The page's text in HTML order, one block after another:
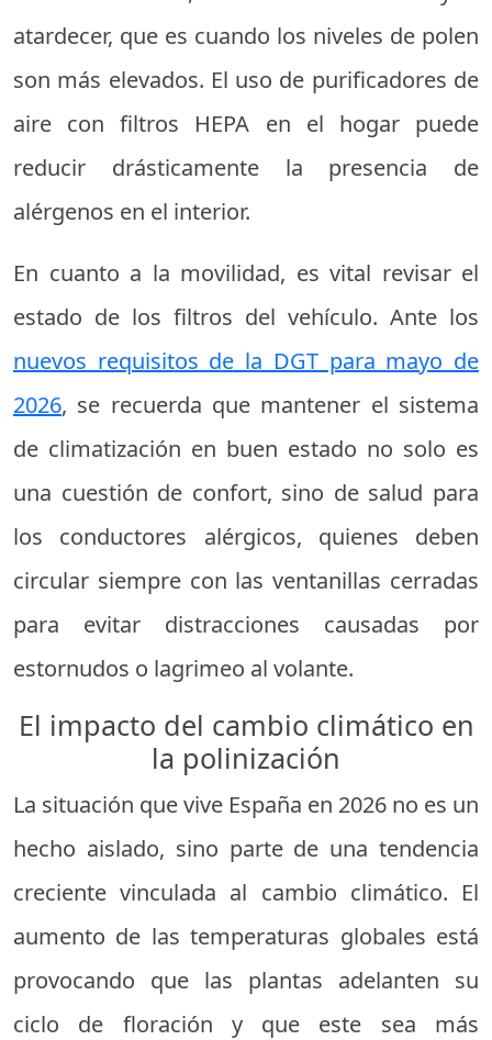
atardecer, que es cuando los niveles de polen
son más elevados. El uso de purificadores de
aire con filtros HEPA en el hogar puede
reducir drásticamente la presencia de
alérgenos en el interior.
En cuanto a la movilidad, es vital revisar el
estado de los filtros del vehículo. Ante los
nuevos requisitos de la DGT para mayo de
2026, se recuerda que mantener el sistema
de climatización en buen estado no solo es
una cuestión de confort, sino de salud para
los conductores alérgicos, quienes deben
circular siempre con las ventanillas cerradas
para evitar distracciones causadas por
estornudos o lagrimeo al volante.
El impacto del cambio climático en
la polinización
La situación que vive España en 2026 no es un
hecho aislado, sino parte de una tendencia
creciente vinculada al cambio climático. El
aumento de las temperaturas globales está
provocando que las plantas adelanten su
ciclo de floración y que este sea más